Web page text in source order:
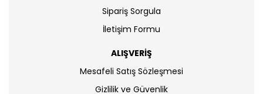
Sipariş Sorgula
İletişim Formu
ALIŞVERİŞ
Mesafeli Satış Sözleşmesi
Gizlilik ve Güvenlik